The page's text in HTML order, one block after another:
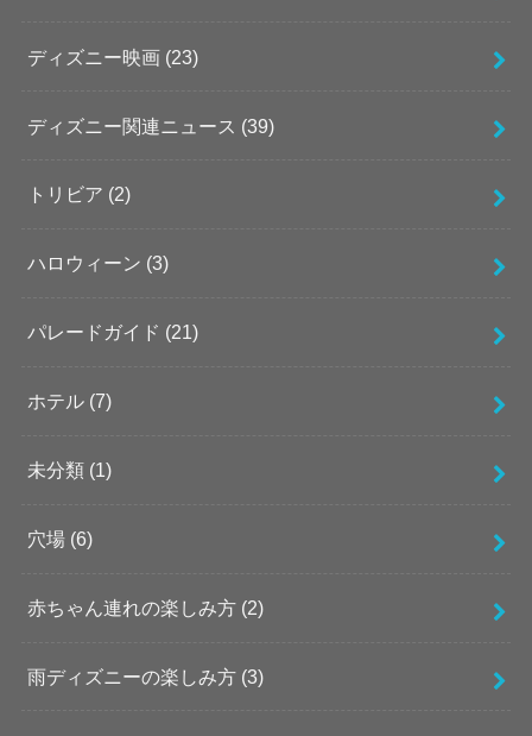
ディズニー映画 (23)
ディズニー関連ニュース (39)
トリビア (2)
ハロウィーン (3)
パレードガイド (21)
ホテル (7)
未分類 (1)
穴場 (6)
赤ちゃん連れの楽しみ方 (2)
雨ディズニーの楽しみ方 (3)